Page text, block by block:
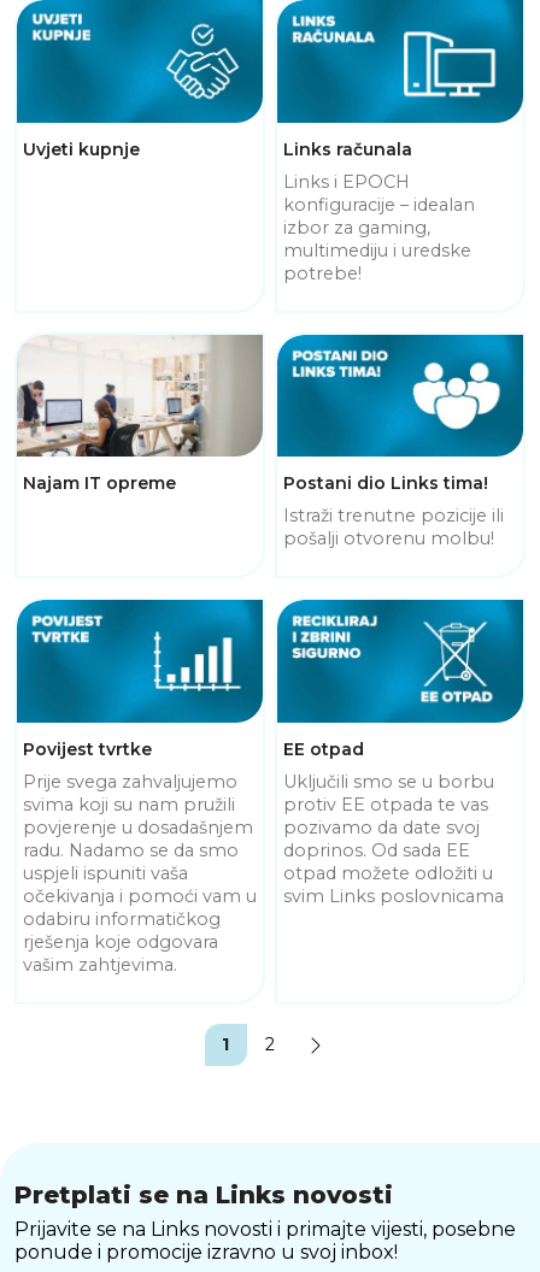
Uvjeti kupnje
Links računala
Links i EPOCH
konfiguracije – idealan
izbor za gaming,
multimediju i uredske
potrebe!
Najam IT opreme
Postani dio Links tima!
Istraži trenutne pozicije ili
pošalji otvorenu molbu!
Povijest tvrtke
Prije svega zahvaljujemo
svima koji su nam pružili
povjerenje u dosadašnjem
radu. Nadamo se da smo
uspjeli ispuniti vaša
očekivanja i pomoći vam u
odabiru informatičkog
rješenja koje odgovara
vašim zahtjevima.
EE otpad
Uključili smo se u borbu
protiv EE otpada te vas
pozivamo da date svoj
doprinos. Od sada EE
otpad možete odložiti u
svim Links poslovnicama
1 2
Pretplati se na Links novosti
Prijavite se na Links novosti i primajte vijesti, posebne
ponude i promocije izravno u svoj inbox!